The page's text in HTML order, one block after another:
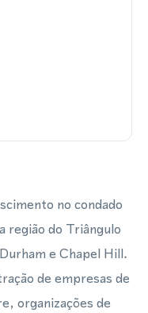
no condado
região do Triângulo
e Chapel Hill.
de empresas de
organizações de